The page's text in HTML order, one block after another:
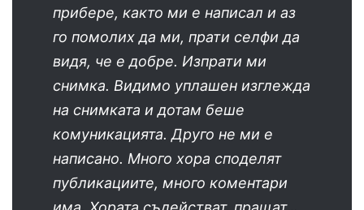
прибере, както ми е написал и аз
го помолих да ми, прати селфи да
видя, че е добре. Изпрати ми
снимка. Видимо уплашен изглежда
на снимката и дотам беше
комуникацията. Друго не ми е
написано. Много хора споделят
публикациите, много коментари